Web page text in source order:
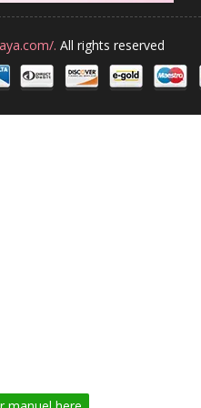
. All rights reserved